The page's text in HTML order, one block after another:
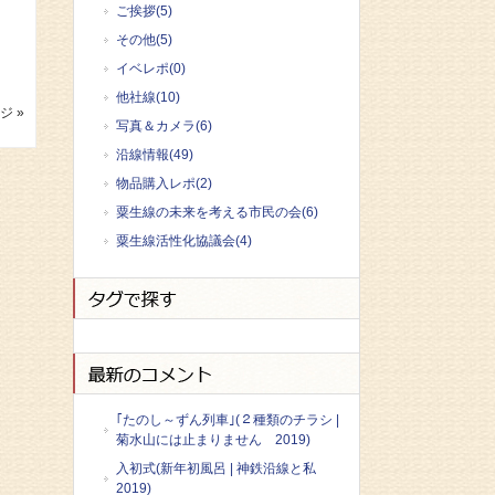
»
ご挨拶(5)
その他(5)
イベレポ(0)
他社線(10)
写真＆カメラ(6)
沿線情報(49)
物品購入レポ(2)
粟生線の未来を考える市民の会(6)
粟生線活性化協議会(4)
｢たのし～ずん列車｣(２種類のチラシ |
菊水山には止まりません 2019)
入初式(新年初風呂 | 神鉄沿線と私
2019)